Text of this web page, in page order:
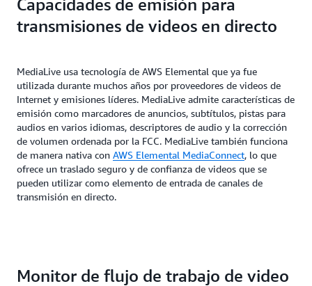
transmisiones de videos en directo
MediaLive usa tecnología de AWS Elemental que ya fue
utilizada durante muchos años por proveedores de videos de
Internet y emisiones líderes. MediaLive admite características de
emisión como marcadores de anuncios, subtítulos, pistas para
audios en varios idiomas, descriptores de audio y la corrección
de volumen ordenada por la FCC. MediaLive también funciona
de manera nativa con AWS Elemental MediaConnect, lo que
ofrece un traslado seguro y de confianza de videos que se
pueden utilizar como elemento de entrada de canales de
transmisión en directo.
Monitor de flujo de trabajo de video